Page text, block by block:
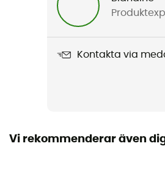
Kontakta via
Vi rekommenderar även